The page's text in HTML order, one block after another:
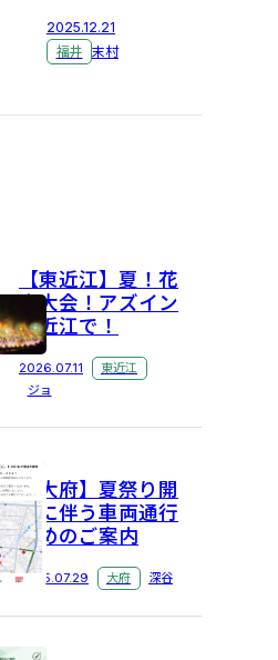
2025.12.21
福井 末村
【東近江】夏！花
火大会！アズイン
東近江で！
2026.07.11
東近江
ジョ
【大府】夏祭り開
催に伴う車両通行
止めのご案内
2025.07.29 大府 深谷